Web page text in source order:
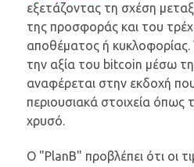
εξετάζοντας τη σχέση
της προσφοράς και του
αποθέματος ή κυκλοφορίας.
την αξία του bitcoin μέσω
αναφέρεται στην εκδοχή
περιουσιακά στοιχεία όπως
χρυσό.
Ο "PlanB" προβλέπει ότι οι